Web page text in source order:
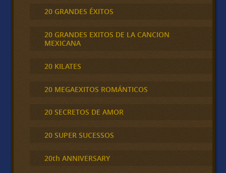
20 GRANDES ÉXITOS
20 GRANDES EXITOS DE LA CANCION
MEXICANA
20 KILATES
20 MEGAEXITOS ROMÁNTICOS
20 SECRETOS DE AMOR
20 SUPER SUCESSOS
20th ANNIVERSARY